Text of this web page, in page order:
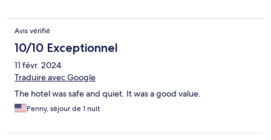
Avis vérifié
10/10 Exceptionnel
11 févr. 2024
Traduire avec Google
The hotel was safe and quiet. It was a good value.
Penny, séjour de 1 nuit